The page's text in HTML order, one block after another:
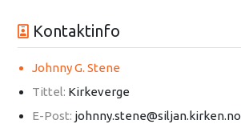
Kontaktinfo
Johnny G. Stene
Tittel: Kirkeverge
E-Post: johnny.stene@siljan.kirken.no